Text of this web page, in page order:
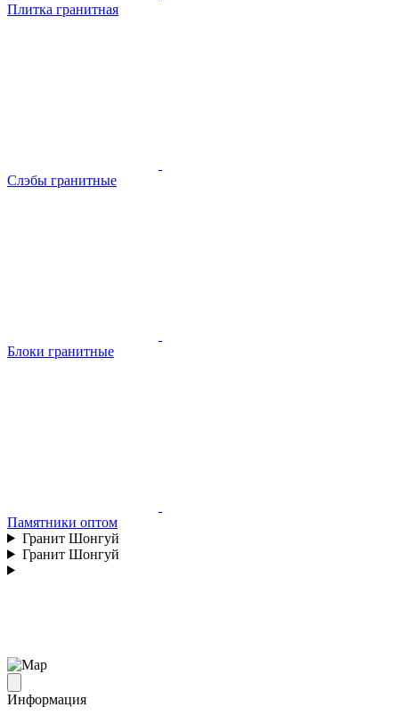
Плитка гранитная
Слэбы гранитные
Блоки гранитные
Памятники оптом
Гранит Шонгуй
Гранит Шонгуй
Информация